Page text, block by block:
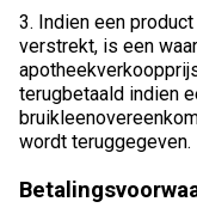
3. Indien een
verstrekt, is een
terugbetaald indien
wordt teruggegeven.